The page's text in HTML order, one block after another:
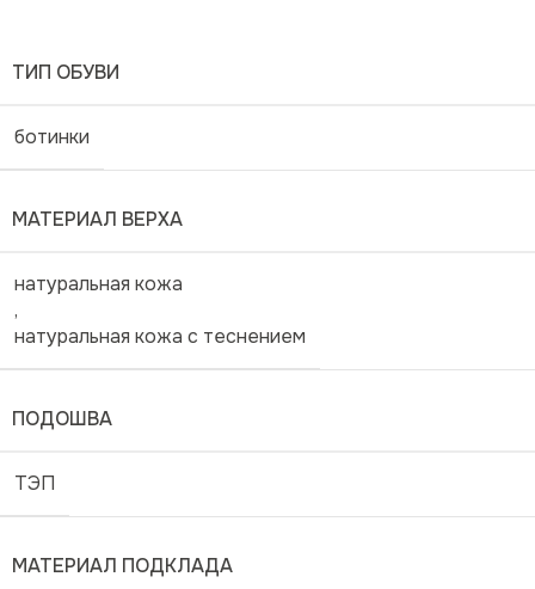
ТИП ОБУВИ
ботинки
МАТЕРИАЛ ВЕРХА
натуральная кожа
,
натуральная кожа с теснением
ПОДОШВА
ТЭП
МАТЕРИАЛ ПОДКЛАДА